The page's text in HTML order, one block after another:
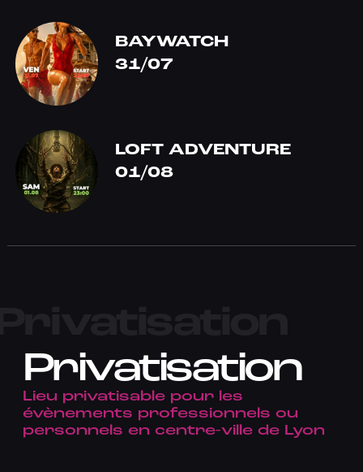
BAYWATCH
31/07
LOFT ADVENTURE
01/08
Privatisation
Lieu privatisable pour les
évènements professionnels ou
personnels en centre-ville de Lyon